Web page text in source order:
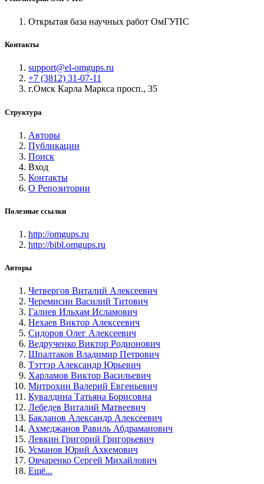
Открытая база научных работ ОмГУПС
Контакты
support@el-omgups.ru
+7 (3812) 31-07-11
г.Омск Карла Маркса просп., 35
Структура
Авторы
Публикации
Поиск
Вход
Контакты
О Репозитории
Полезные ссылки
http://omgups.ru
http://bibl.omgups.ru
Авторы
Четвергов Виталий Алексеевич
Черемисин Василий Титович
Галиев Ильхам Исламович
Нехаев Виктор Алексеевич
Сидоров Олег Алексеевич
Ведрученко Виктор Родионович
Шпалтаков Владимир Петрович
Тэттэр Александр Юрьевич
Харламов Виктор Васильевич
Митрохин Валерий Евгеньевич
Кувалдина Татьяна Борисовна
Лебедев Виталий Матвеевич
Бакланов Александр Алексеевич
Ахмеджанов Равиль Абдраманович
Левкин Григорий Григорьевич
Усманов Юрий Ахкемович
Овчаренко Сергей Михайлович
Ещё...